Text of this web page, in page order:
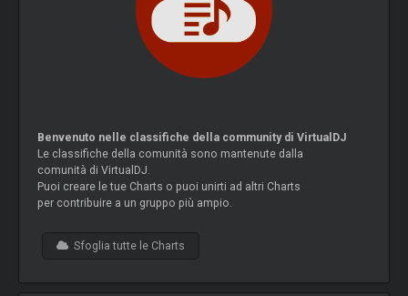
Benvenuto nelle classifiche della community di VirtualDJ
Le classifiche della comunità sono mantenute dalla
comunità di VirtualDJ.
Puoi creare le tue Charts o puoi unirti ad altri Charts
per contribuire a un gruppo più ampio.
Sfoglia tutte le Charts